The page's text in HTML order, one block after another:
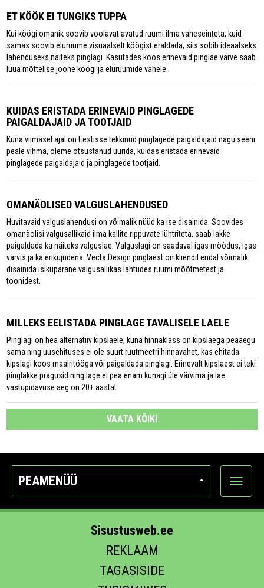
ET KÖÖK EI TUNGIKS TUPPA
Kui köögi omanik soovib voolavat avatud ruumi ilma vaheseinteta, kuid
samas soovib eluruume visuaalselt köögist eraldada, siis sobib ideaalseks
lahenduseks näiteks pinglagi. Kasutades koos erinevaid pinglae värve saab
luua mõttelise joone köögi ja eluruumide vahele.
KUIDAS ERISTADA ERINEVAID PINGLAGEDE
PAIGALDAJAID JA TOOTJAID
Kuna viimasel ajal on Eestisse tekkinud pinglagede paigaldajaid nagu seeni
peale vihma, oleme otsustanud uurida, kuidas eristada erinevaid
pinglagede paigaldajaid ja pinglagede tootjaid.
OMANÄOLISED VALGUSLAHENDUSED
Huvitavaid valguslahendusi on võimalik nüüd ka ise disainida. Soovides
omanäolisi valgusallikaid ilma kallite rippuvate lühtriteta, saab lakke
paigaldada ka näiteks valguslae. Valguslagi on saadaval igas mõõdus, igas
värvis ja ka erikujudena. Vecta Design pinglaest on kliendil endal võimalik
disainida isikupärane valgusallikas lähtudes ruumi mõõtmetest ja
toonidest.
MILLEKS EELISTADA PINGLAGE TAVALISELE LAELE
Pinglagi on hea alternatiiv kipslaele, kuna hinnaklass on kipslaega peaaegu
sama ning uusehituses ei ole suurt ruutmeetri hinnavahet, kas ehitada
kipslagi koos maalritööga või paigaldada pinglagi. Erinevalt kipslaest ei teki
pinglakke pragusid ning lage ei pea enam kunagi üle värvima ja lae
vastupidavuse aeg on 20+ aastat.
VAATA KÕIKI
PEAMENÜÜ
Ava
Sisustusweb.ee
REKLAAM
TAGASISIDE